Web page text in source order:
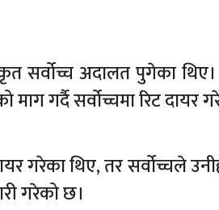
सर्वोच्च अदालत पुगेका
गर्दै सर्वोच्चमा रिट दायर
गरेका थिए, तर सर्वोच्चले
गरेको छ।